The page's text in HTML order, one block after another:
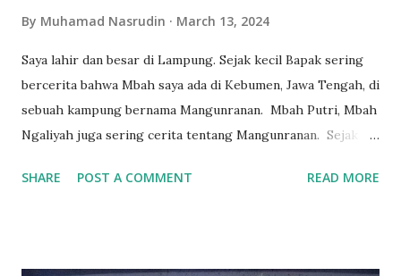
By Muhamad Nasrudin March 13, 2024
Saya lahir dan besar di Lampung. Sejak kecil Bapak sering
bercerita bahwa Mbah saya ada di Kebumen, Jawa Tengah, di
sebuah kampung bernama Mangunranan. Mbah Putri, Mbah
Ngaliyah juga sering cerita tentang Mangunranan. Sejak
2001 saya sekolah di Semarang, tapi belum ada kesempatan
SHARE POST A COMMENT READ MORE